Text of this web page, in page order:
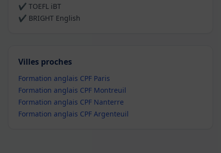
✔ TOEFL iBT
✔ BRIGHT English
Villes proches
Formation anglais CPF Paris
Formation anglais CPF Montreuil
Formation anglais CPF Nanterre
Formation anglais CPF Argenteuil